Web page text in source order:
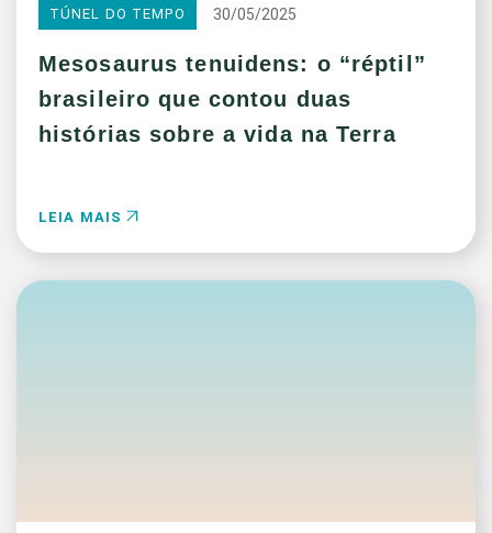
TÚNEL DO TEMPO 30/05/2025
Mesosaurus tenuidens: o “réptil”
brasileiro que contou duas
histórias sobre a vida na Terra
LEIA MAIS